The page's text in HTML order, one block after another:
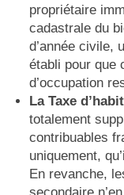
propriétaire
cadastrale du
d’année civile,
établi pour que
d’occupation
La Taxe
totalement
contribuables
uniquement,
En revanche,
secondaire